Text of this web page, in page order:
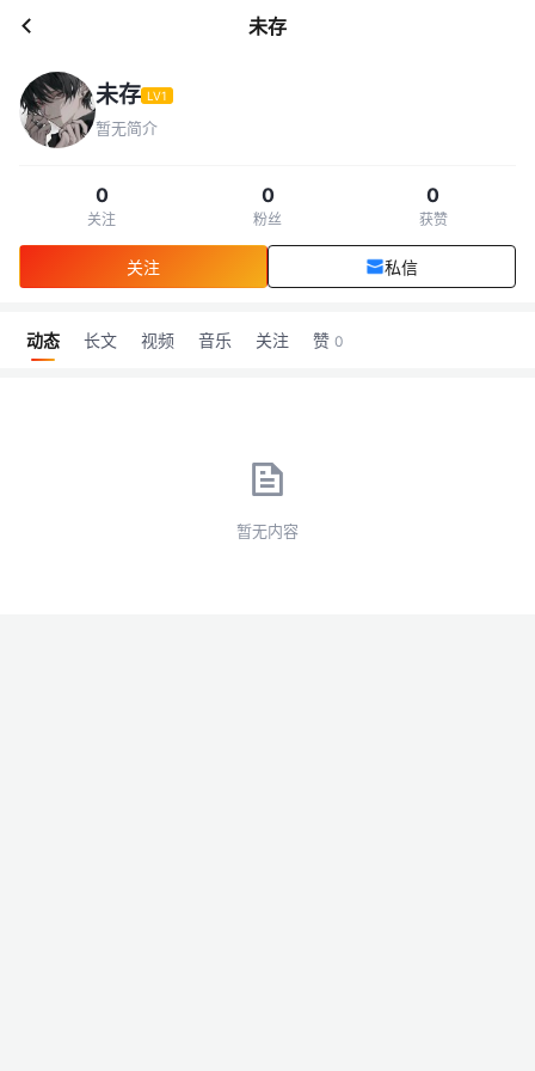
未存
未存 LV1
暂无简介
0
关注
0
粉丝
0
获赞
关注 私信
动态 长文 视频 音乐 关注 赞 0
暂无内容